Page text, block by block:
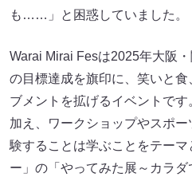
も……」と困惑していました。
Warai Mirai Fesは2025年大阪
の目標達成を旗印に、笑いと
ブメントを拡げるイベントで
加え、ワークショップやスポ
験することは学ぶことをテー
ー」の「やってみた展～カラ